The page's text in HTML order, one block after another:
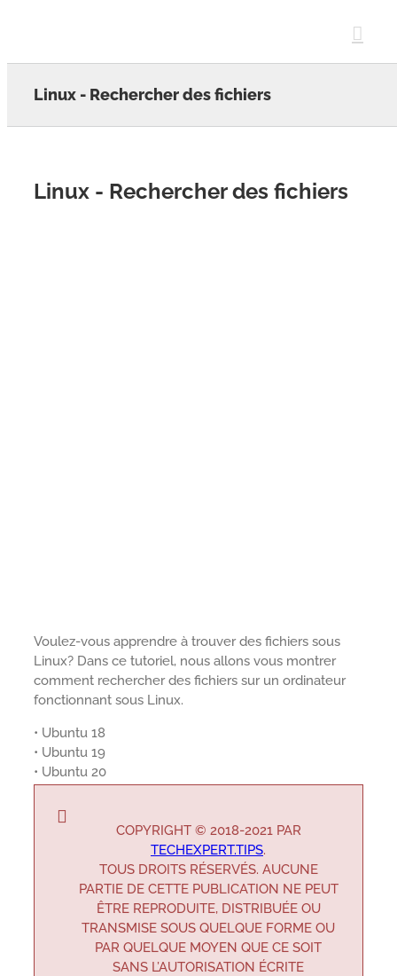
Linux - Rechercher des fichiers
Linux - Rechercher des fichiers
Voulez-vous apprendre à trouver des fichiers sous
Linux? Dans ce tutoriel, nous allons vous montrer
comment rechercher des fichiers sur un ordinateur
fonctionnant sous Linux.
• Ubuntu 18
• Ubuntu 19
• Ubuntu 20
COPYRIGHT © 2018-2021 PAR
TECHEXPERT.TIPS.
TOUS DROITS RÉSERVÉS. AUCUNE
PARTIE DE CETTE PUBLICATION NE PEUT
ÊTRE REPRODUITE, DISTRIBUÉE OU
TRANSMISE SOUS QUELQUE FORME OU
PAR QUELQUE MOYEN QUE CE SOIT
SANS L’AUTORISATION ÉCRITE